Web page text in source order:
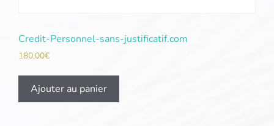
Credit-Personnel-sans-justificatif.com
180,00€
Ajouter au panier